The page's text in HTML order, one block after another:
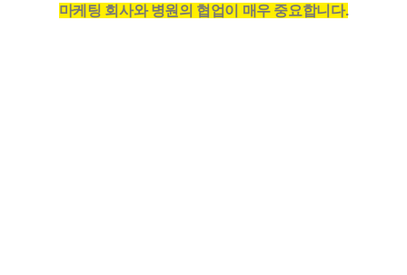
마케팅 회사와 병원의 협업이 매우 중요합니다.